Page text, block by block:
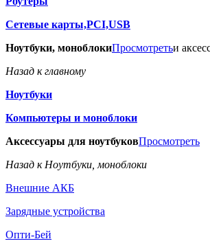
Сетевые карты,PCI,USB
Ноутбуки, моноблокиПросмотретьи
Назад к главному
Ноутбуки
Компьютеры и моноблоки
Аксессуары для ноутбуковПросмотреть
Назад к Ноутбуки, моноблоки
Внешние АКБ
Зарядные устройства
Опти-Бей